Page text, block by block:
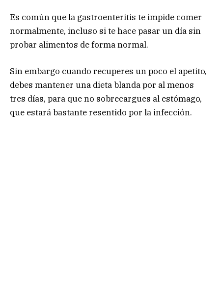
Es común que la gastroenteritis te impide comer
normalmente, incluso si te hace pasar un día sin
probar alimentos de forma normal.
Sin embargo cuando recuperes un poco el apetito,
debes mantener una dieta blanda por al menos
tres días, para que no sobrecargues al estómago,
que estará bastante resentido por la infección.